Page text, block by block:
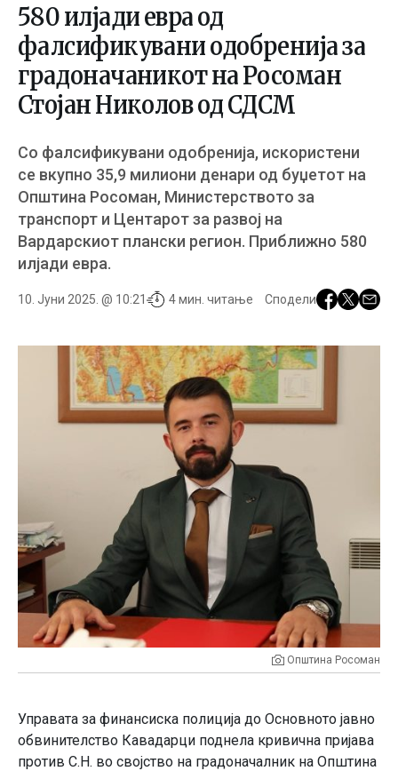
580 илјади евра од
фалсификувани одобренија за
градоначаникот на Росоман
Стојан Николов од СДСМ
Со фалсификувани одобренија, искористени
се вкупно 35,9 милиони денари од буџетот на
Општина Росоман, Министерството за
транспорт и Центарот за развој на
Вардарскиот плански регион. Приближно 580
илјади евра.
10. Јуни 2025. @ 10:21 4 мин. читање Сподели
Општина Росоман
Управата за финансиска полиција до Основното јавно
обвинителство Кавадарци поднела кривична пријава
против С.Н. во својство на градоначалник на Општина